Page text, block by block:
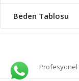
Beden Tablosu
Profesyonel